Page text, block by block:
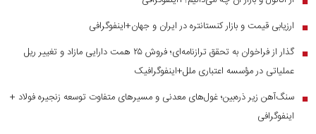
■ ارزیابی قیمت و بازار کنستانتره در ایران و جهان+اینفوگرافی
■
گذار از فراخوان به تحقق ترازنامه‌ای؛ فروش ۲۵ همت دارایی مازاد و تغییر ریل
عملیاتی در مؤسسه اعتباری ملل+اینفوگرافیک
■ سنگ‌آهن زیر ذره‌بین؛ غول‌های معدنی و مسیر‌های متفاوت توسعه زنجیره فولاد +
اینفوگرافی